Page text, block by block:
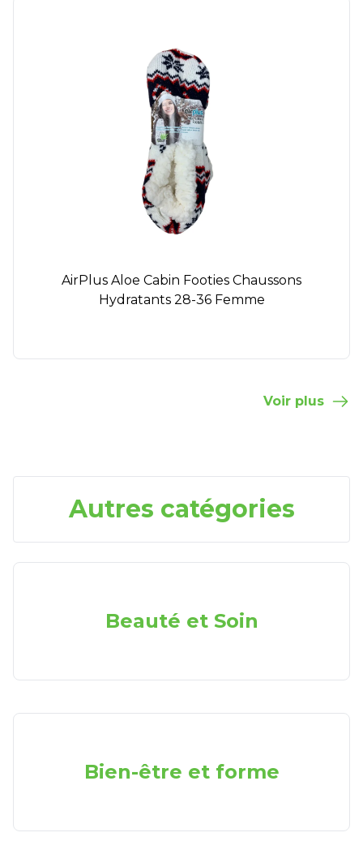
AirPlus Aloe Cabin Footies Chaussons
Hydratants 28-36 Femme
Voir plus
Autres catégories
Beauté et Soin
Bien-être et forme